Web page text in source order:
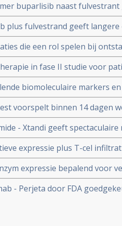
buparlisib naast
tijd maar wel meer
plus fulvestrand geeft
alleen fulvesrtrand bij
die een rol spelen bij
vrouwen dan bij Europees/
in fase II studie voor
gestart in Anthonie van
biomoleculaire markers
een overzichtstudie
voorspelt binnen 14 dagen
letrozole - femara
- Xtandi geeft
4) met ook een
expressie plus T-cel
een significant verlaagd risico
zowel bij ER-HER2 pos als
expressie bepalend voor
en is gerelateerd aan
- Perjeta door FDA